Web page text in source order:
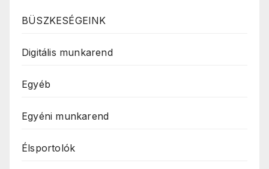
BÜSZKESÉGEINK
Digitális munkarend
Egyéb
Egyéni munkarend
Élsportolók